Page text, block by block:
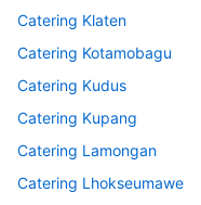
Catering Klaten
Catering Kotamobagu
Catering Kudus
Catering Kupang
Catering Lamongan
Catering Lhokseumawe